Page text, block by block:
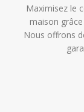
Maximisez le
maison
Nous offrons